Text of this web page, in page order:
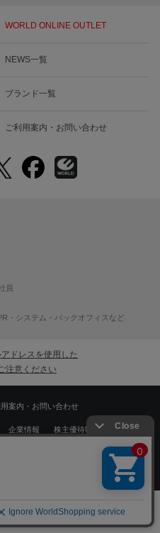
絞り込む
WORLD ONLINE OUTLET
NEWS一覧
ブランド一覧
ご利用案内・お問い合わせ
員
・システム・バックオフィスなど
ドレスを使用した
注意ください
用案内・お問い合わせ
企業情報 株主優待制度
表記
All rights reserved.